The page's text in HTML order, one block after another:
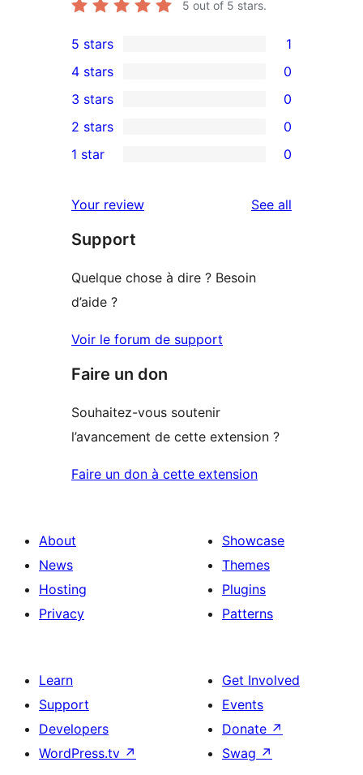
5 out of 5 stars.
1
5-
star
review
5 stars 1
4-
star
reviews
4 stars 0
0
3-
star
3 stars 0
2-
reviews
2 stars 0
star
reviews
1 star 0
Your review See all
Support
Quelque chose à dire ? Besoin
d’aide ?
Voir le forum de support
Faire un don
Souhaitez-vous soutenir
l’avancement de cette extension ?
Faire un don à cette extension
About
News
Hosting
Privacy
Showcase
Themes
Plugins
Patterns
Learn
Support
Developers
WordPress.tv ↗
Get Involved
Events
Donate ↗
Swag ↗